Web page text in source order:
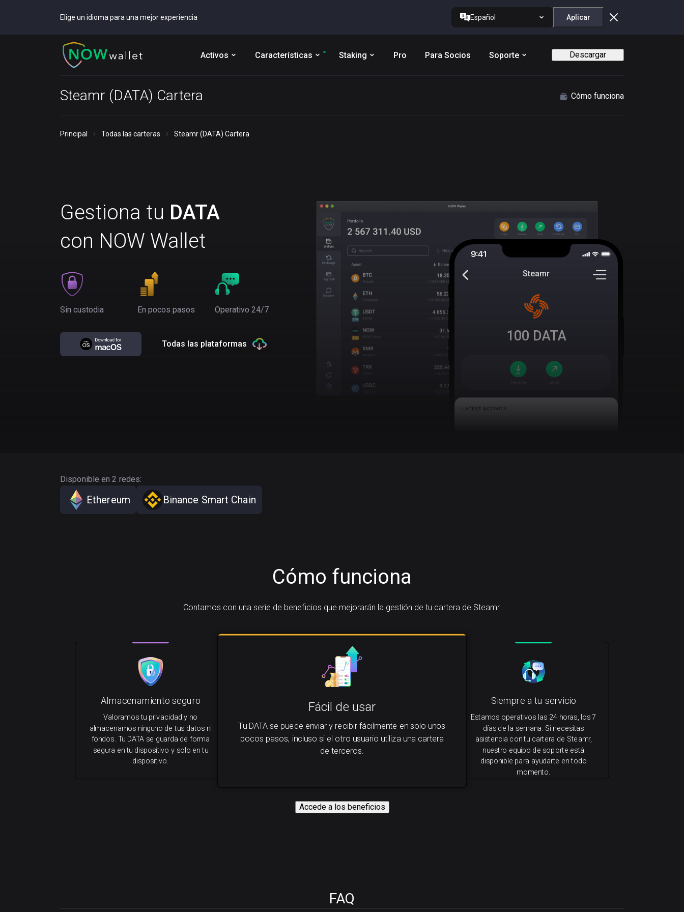
Elige un idioma para una mejor experiencia Español Aplicar
Activos Características Staking Pro Para Socios Soporte Descargar
Steamr (DATA) Cartera Cómo funciona
Principal Todas las carteras Steamr (DATA) Cartera
Gestiona tu DATA
con NOW Wallet
Sin custodia En pocos pasos Operativo 24/7
Todas las plataformas
Steamr
100 DATA
Disponible en 2 redes:
Ethereum Binance Smart Chain
Cómo funciona
Contamos con una serie de beneficios que mejorarán la gestión de tu cartera de Steamr.
Fácil de usar
Tu DATA se puede enviar y recibir fácilmente en solo unos
pocos pasos, incluso si el otro usuario utiliza una cartera
de terceros.
Siempre a tu servicio
Estamos operativos las 24 horas, los 7
días de la semana. Si necesitas
asistencia con tu cartera de Steamr,
nuestro equipo de soporte está
disponible para ayudarte en todo
momento.
Almacenamiento seguro
Valoramos tu privacidad y no
almacenamos ninguno de tus datos ni
fondos. Tu DATA se guarda de forma
segura en tu dispositivo y solo en tu
dispositivo.
Accede a los beneficios
FAQ